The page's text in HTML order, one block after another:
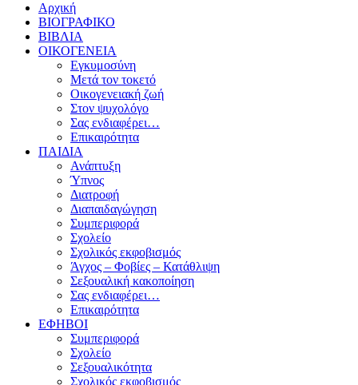
Αρχική
ΒΙΟΓΡΑΦΙΚΟ
ΒΙΒΛΙΑ
ΟΙΚΟΓΕΝΕΙΑ
Εγκυμοσύνη
Μετά τον τοκετό
Οικογενειακή ζωή
Στον ψυχολόγο
Σας ενδιαφέρει…
Επικαιρότητα
ΠΑΙΔΙΑ
Ανάπτυξη
Ύπνος
Διατροφή
Διαπαιδαγώγηση
Συμπεριφορά
Σχολείο
Σχολικός εκφοβισμός
Άγχος – Φοβίες – Κατάθλιψη
Σεξουαλική κακοποίηση
Σας ενδιαφέρει…
Επικαιρότητα
ΕΦΗΒΟΙ
Συμπεριφορά
Σχολείο
Σεξουαλικότητα
Σχολικός εκφοβισμός